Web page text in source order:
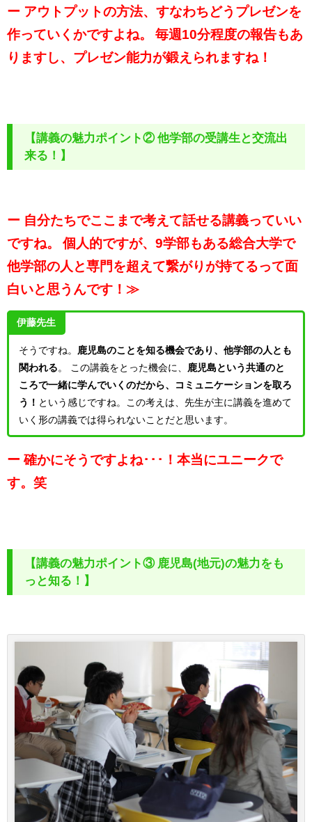
ー アウトプットの方法、すなわちどうプレゼンを
作っていくかですよね。
毎週10分程度の報告もあ
りますし、プレゼン能力が鍛えられますね！
【講義の魅力ポイント② 他学部の受講生と交流出
来る！】
ー 自分たちでここまで考えて話せる講義っていい
ですね。
個人的ですが、9学部もある総合大学で
他学部の人と専門を超えて繋がりが持てるって面
白いと思うんです！≫
伊藤先生
そうですね。
鹿児島のことを知る機会であり、他学部の人とも
関われる 。 この講義をとった機会に、
鹿児島という共通のと
ころで一緒に学んでいくのだから、コミュニケーションを取ろ
う！ という感じですね。この考えは、先生が主に講義を進めて
いく形の講義では得られないことだと思います。
ー 確かにそうですよね･･･！本当にユニークで
す。笑
【講義の魅力ポイント③ 鹿児島(地元)の魅力をも
っと知る！】